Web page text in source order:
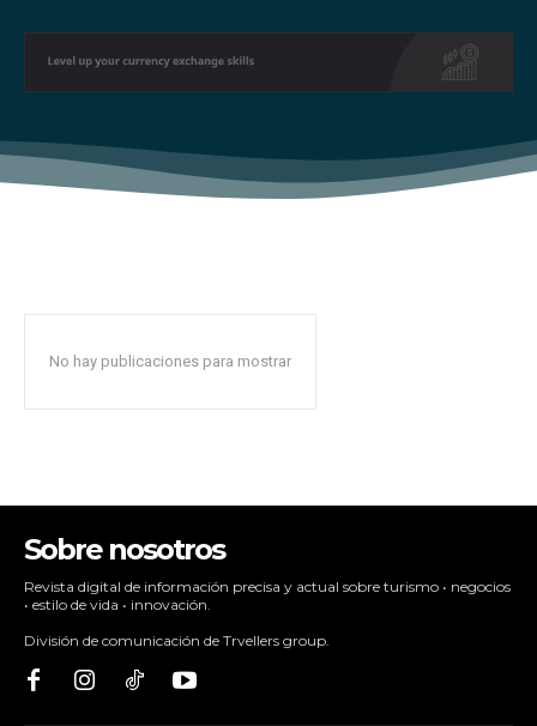
out!
Sing up for our newsletter
No hay publicaciones para mostrar
Sobre nosotros
Revista digital de información precisa y actual sobre turismo • negocios
• estilo de vida • innovación.
División de comunicación de Trvellers group.